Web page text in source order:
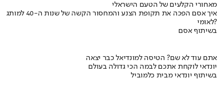
מאחורי הקלעים של הטעם הישראלי
איך אסם הפכה את תקופת הצנע והמחסור הקשה של שנות ה-40 למותג
לאומי?
בשיתוף אסם
אתם עוד לא שם? הטיסה למונדיאל כבר יצאה
יונדאי לוקחת אתכם לבמה הכי גדולה בעולם
בשיתוף יונדאי מבית כלמוביל